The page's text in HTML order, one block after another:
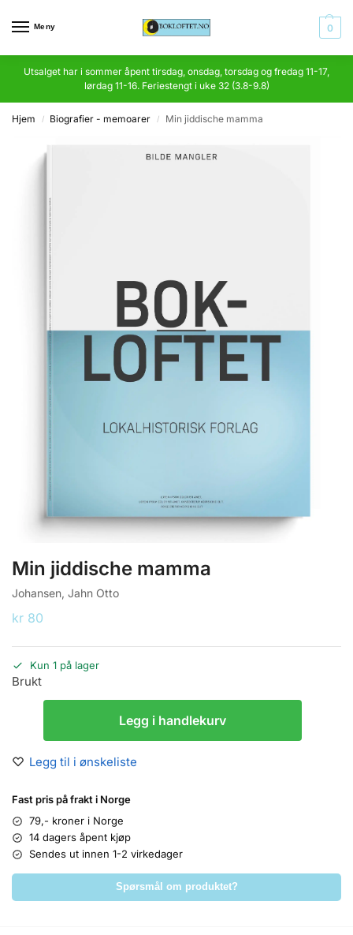
Meny 0
Utsalget har i sommer åpent tirsdag, onsdag, torsdag og fredag 11-17,
lørdag 11-16. Feriestengt i uke 32 (3.8-9.8)
Hjem / Biografier - memoarer / Min jiddische mamma
Min jiddische mamma
Johansen, Jahn Otto
kr 80
Kun 1 på lager
Brukt
Legg i handlekurv
Legg til i ønskeliste
Fast pris på frakt i Norge
79,- kroner i Norge
14 dagers åpent kjøp
Sendes ut innen 1-2 virkedager
Spørsmål om produktet?